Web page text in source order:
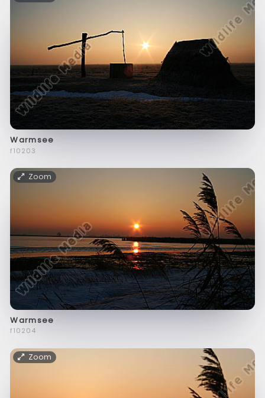
Warmsee
f10203
Zoom
Warmsee
f10204
Zoom